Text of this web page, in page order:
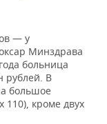
— у
Минздрава
больница
рублей. В
большое
110), кроме двух